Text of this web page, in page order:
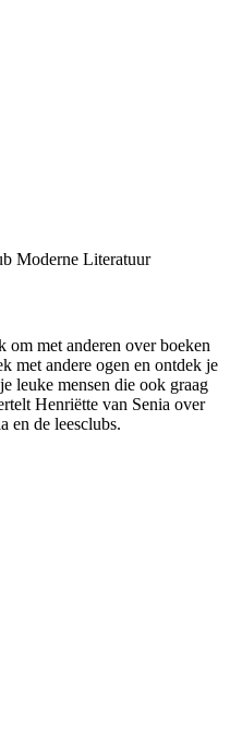
Moderne Literatuur
met anderen over boeken
met andere ogen en ontdek je
leuke mensen die ook graag
Henriëtte van Senia over
en de leesclubs.